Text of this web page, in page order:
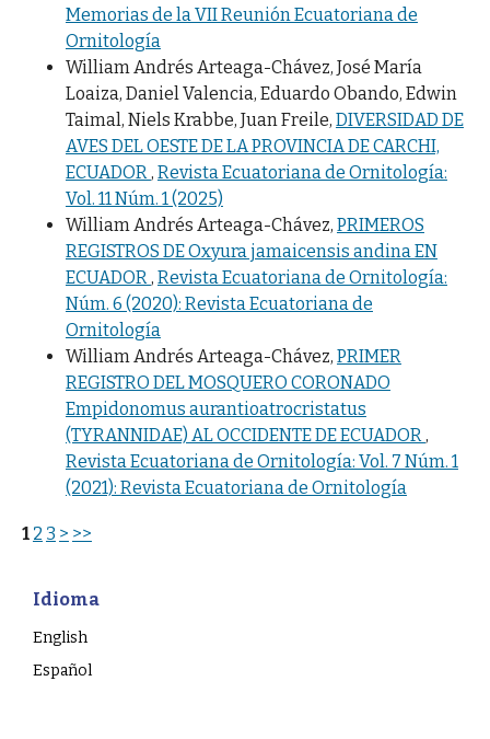
Memorias de la VII Reunión Ecuatoriana de
Ornitología
William Andrés Arteaga-Chávez, José María
Loaiza, Daniel Valencia, Eduardo Obando, Edwin
Taimal, Niels Krabbe, Juan Freile, DIVERSIDAD DE
AVES DEL OESTE DE LA PROVINCIA DE CARCHI,
ECUADOR, Revista Ecuatoriana de Ornitología:
Vol. 11 Núm. 1 (2025)
William Andrés Arteaga-Chávez, PRIMEROS
REGISTROS DE Oxyura jamaicensis andina EN
ECUADOR, Revista Ecuatoriana de Ornitología:
Núm. 6 (2020): Revista Ecuatoriana de
Ornitología
William Andrés Arteaga-Chávez, PRIMER
REGISTRO DEL MOSQUERO CORONADO
Empidonomus aurantioatrocristatus
(TYRANNIDAE) AL OCCIDENTE DE ECUADOR,
Revista Ecuatoriana de Ornitología: Vol. 7 Núm. 1
(2021): Revista Ecuatoriana de Ornitología
1 2 3 > >>
Idioma
English
Español